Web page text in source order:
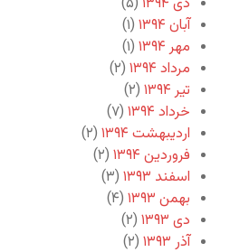
آبان ۱۳۹۴
(۱)
مهر ۱۳۹۴
(۱)
مرداد ۱۳۹۴
(۲)
تیر ۱۳۹۴
(۲)
خرداد ۱۳۹۴
(۷)
اردیبهشت ۱۳۹۴
(۲)
فروردین ۱۳۹۴
(۲)
اسفند ۱۳۹۳
(۳)
بهمن ۱۳۹۳
(۴)
دی ۱۳۹۳
(۲)
آذر ۱۳۹۳
(۲)